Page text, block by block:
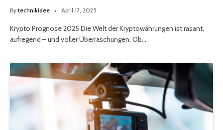
By technikidee April 17, 2025
Krypto Prognose 2025 Die Welt der Kryptowährungen ist rasant,
aufregend – und voller Überraschungen. Ob…